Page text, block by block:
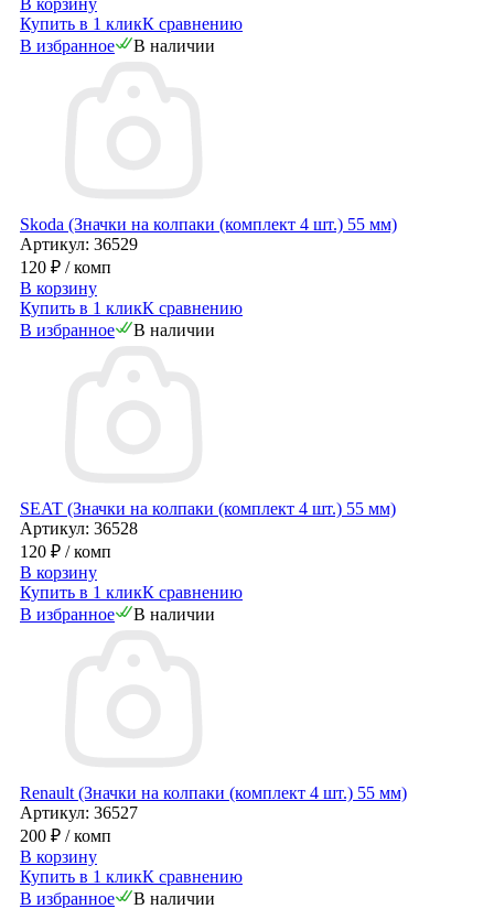
Купить в 1 кликК сравнению
В избранное
В наличии
Skoda (Значки на колпаки (комплект 4 шт.) 55 мм)
Артикул: 36529
120 ₽ / комп
В корзину
Купить в 1 кликК сравнению
В избранное
В наличии
SEAT (Значки на колпаки (комплект 4 шт.) 55 мм)
Артикул: 36528
120 ₽ / комп
В корзину
Купить в 1 кликК сравнению
В избранное
В наличии
Renault (Значки на колпаки (комплект 4 шт.) 55 мм)
Артикул: 36527
200 ₽ / комп
В корзину
Купить в 1 кликК сравнению
В избранное
В наличии